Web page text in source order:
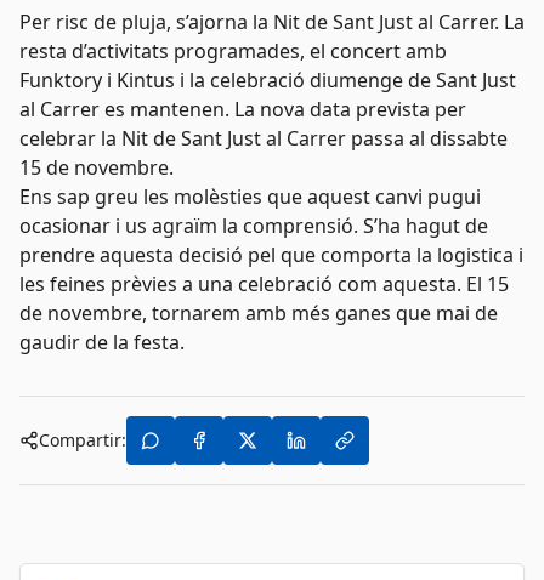
Per risc de pluja, s’ajorna la Nit de Sant Just al Carrer. La
resta d’activitats programades, el concert amb
Funktory i Kintus i la celebració diumenge de Sant Just
al Carrer es mantenen. La nova data prevista per
celebrar la Nit de Sant Just al Carrer passa al dissabte
15 de novembre.
Ens sap greu les molèsties que aquest canvi pugui
ocasionar i us agraïm la comprensió. S’ha hagut de
prendre aquesta decisió pel que comporta la logistica i
les feines prèvies a una celebració com aquesta. El 15
de novembre, tornarem amb més ganes que mai de
gaudir de la festa.
Compartir: